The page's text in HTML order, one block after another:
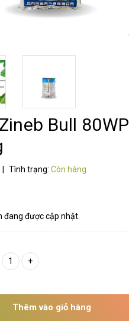
Bull 80WP
Tình trạng: Còn hàng
đang được cập nhật.
+
Thêm vào giỏ hàng